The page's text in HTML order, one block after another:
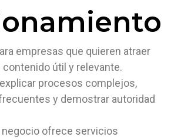
empresas que quieren atraer
útil y relevante.
procesos complejos,
y demostrar autoridad
negocio ofrece servicios